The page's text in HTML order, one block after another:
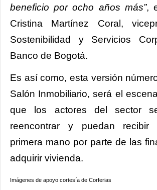
beneficio por ocho años más”,
Cristina Martínez Coral,
Sostenibilidad y Servicios
Banco de Bogotá.
Es así como, esta versión
Salón Inmobiliario, será el
que los actores del sector
reencontrar y puedan recibir
primera mano por parte de las
adquirir vivienda.
Imágenes de apoyo cortesía de Corferias